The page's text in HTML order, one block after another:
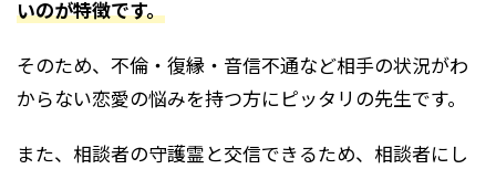
いのが特徴です。
そのため、不倫・復縁・音信不通など相手の状況がわ
からない恋愛の悩みを持つ方にピッタリの先生です。
また、相談者の守護霊と交信できるため、相談者にし